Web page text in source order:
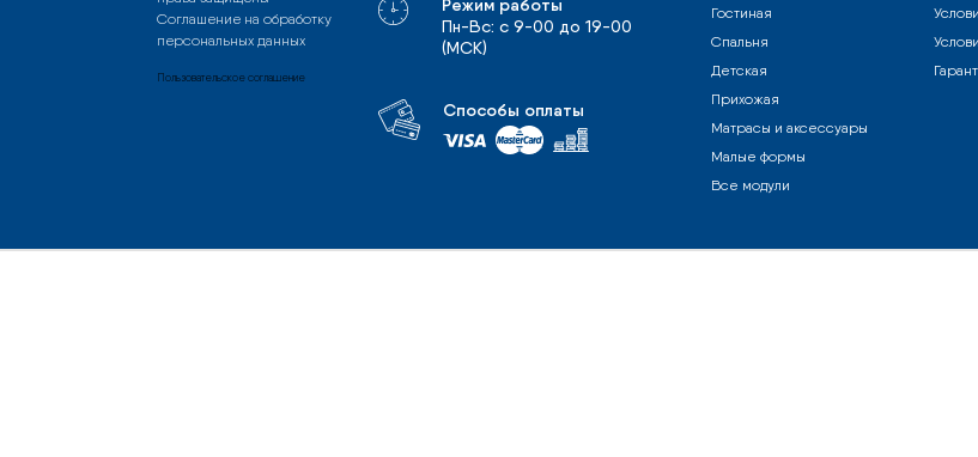
Соглашение на обработку
персональных данных
Пользовательское соглашение
Режим работы
Пн-Вс: с 9-00 до 19-00
(МСК)
Способы оплаты
Гостиная
Спальня
Детская
Прихожая
Матрасы и аксессуары
Малые формы
Все модули